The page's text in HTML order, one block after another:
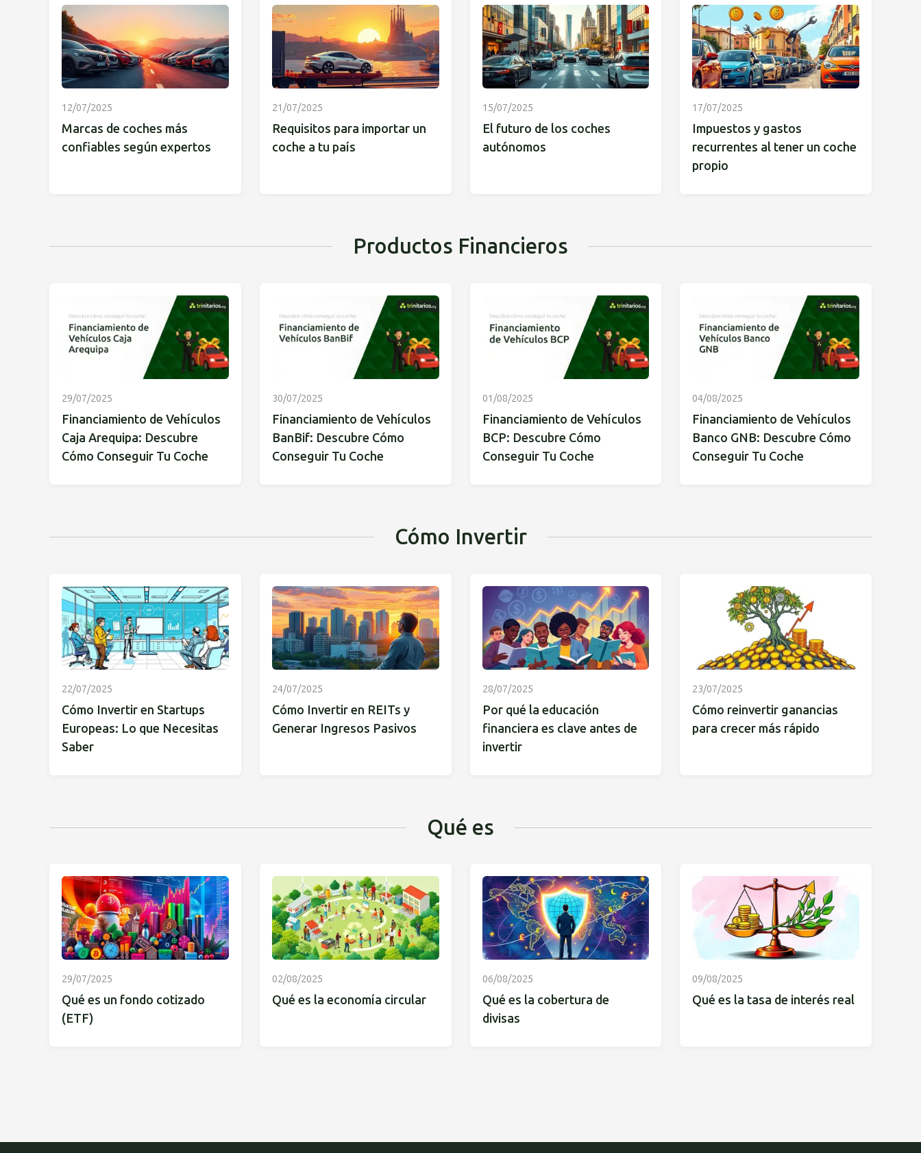
12/07/2025
Marcas de coches más
confiables según expertos
21/07/2025
Requisitos para importar un
coche a tu país
15/07/2025
El futuro de los coches
autónomos
17/07/2025
Impuestos y gastos
recurrentes al tener un coche
propio
Productos Financieros
29/07/2025
Financiamiento de Vehículos
Caja Arequipa: Descubre
Cómo Conseguir Tu Coche
30/07/2025
Financiamiento de Vehículos
BanBif: Descubre Cómo
Conseguir Tu Coche
01/08/2025
Financiamiento de Vehículos
BCP: Descubre Cómo
Conseguir Tu Coche
04/08/2025
Financiamiento de Vehículos
Banco GNB: Descubre Cómo
Conseguir Tu Coche
Cómo Invertir
22/07/2025
Cómo Invertir en Startups
Europeas: Lo que Necesitas
Saber
24/07/2025
Cómo Invertir en REITs y
Generar Ingresos Pasivos
28/07/2025
Por qué la educación
financiera es clave antes de
invertir
23/07/2025
Cómo reinvertir ganancias
para crecer más rápido
Qué es
29/07/2025
Qué es un fondo cotizado
(ETF)
02/08/2025
Qué es la economía circular
06/08/2025
Qué es la cobertura de
divisas
09/08/2025
Qué es la tasa de interés real